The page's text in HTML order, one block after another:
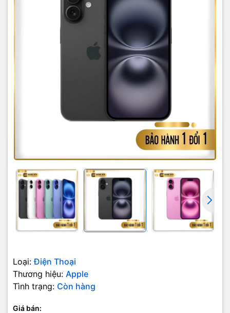
Loại: Điện Thoại
Thương hiệu: Apple
Tình trạng: Còn hàng
Giá bán: